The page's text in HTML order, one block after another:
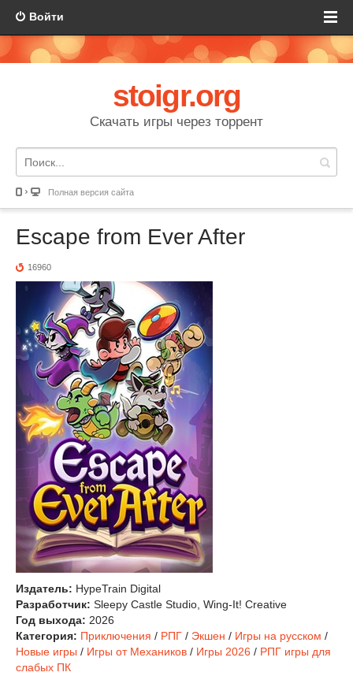
Войти
stoigr.org
Скачать игры через торрент
Полная версия сайта
Escape from Ever After
16960
Издатель: HypeTrain Digital
Разработчик: Sleepy Castle Studio, Wing-It! Creative
Год выхода: 2026
Категория: Приключения / РПГ / Экшен / Игры на русском /
Новые игры / Игры от Механиков / Игры 2026 / РПГ игры для
слабых ПК